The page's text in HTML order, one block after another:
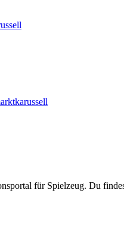
für Spielzeug. Du